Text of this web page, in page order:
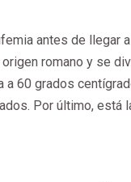
antes de llegar
romano y se
a 60 grados
Por último, está